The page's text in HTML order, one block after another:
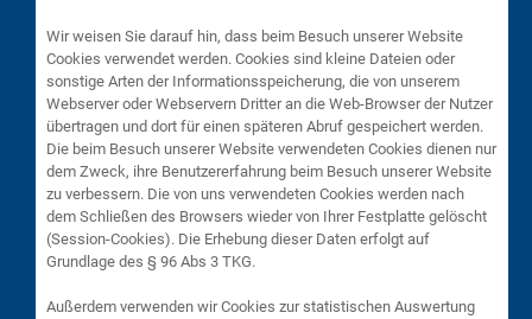
Wir weisen Sie darauf hin, dass beim Besuch unserer Website
Cookies verwendet werden. Cookies sind kleine Dateien oder
sonstige Arten der Informationsspeicherung, die von unserem
Webserver oder Webservern Dritter an die Web-Browser der Nutzer
übertragen und dort für einen späteren Abruf gespeichert werden.
Die beim Besuch unserer Website verwendeten Cookies dienen nur
dem Zweck, ihre Benutzererfahrung beim Besuch unserer Website
zu verbessern. Die von uns verwendeten Cookies werden nach
dem Schließen des Browsers wieder von Ihrer Festplatte gelöscht
(Session-Cookies). Die Erhebung dieser Daten erfolgt auf
Grundlage des § 96 Abs 3 TKG.
Außerdem verwenden wir Cookies zur statistischen Auswertung